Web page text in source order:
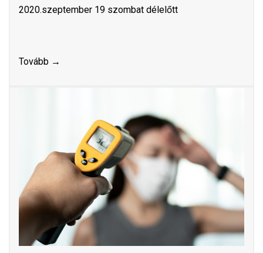
2020.szeptember 19 szombat délelőtt
Tovább →